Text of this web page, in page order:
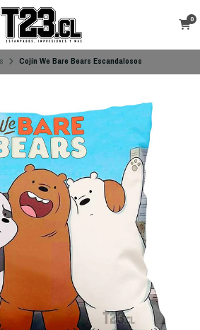
0
Cojín We Bare Bears Escandalosos